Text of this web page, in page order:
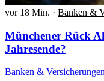
vor 18 Min. · Banken &
Münchener Rück
Jahresende?
Banken & Versicherungen